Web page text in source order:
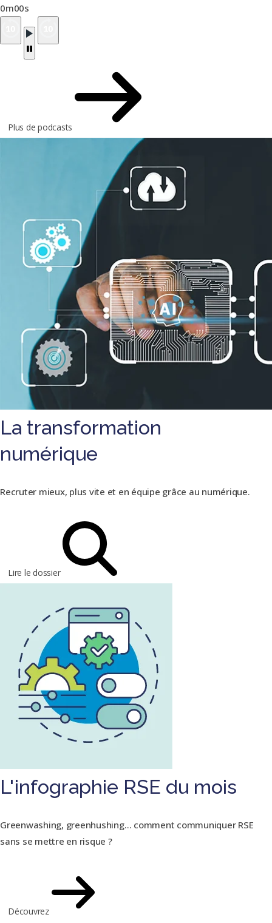
0m00s
Plus de podcasts
La transformation
numérique
Recruter mieux, plus vite et en équipe grâce au numérique.
Lire le dossier
L'infographie RSE du mois
Greenwashing, greenhushing… comment communiquer RSE
sans se mettre en risque ?
Découvrez